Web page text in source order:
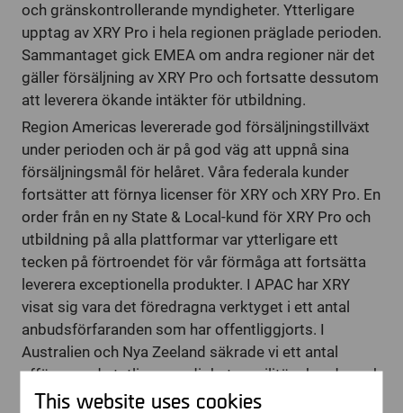
och gränskontrollerande myndigheter. Ytterligare
upptag av XRY Pro i hela regionen präglade perioden.
Sammantaget gick EMEA om andra regioner när det
gäller försäljning av XRY Pro och fortsatte dessutom
att leverera ökande intäkter för utbildning.
Region Americas levererade god försäljningstillväxt
under perioden och är på god väg att uppnå sina
försäljningsmål för helåret. Våra federala kunder
fortsätter att förnya licenser för XRY och XRY Pro. En
order från en ny State & Local-kund för XRY Pro och
utbildning på alla plattformar var ytterligare ett
tecken på förtroendet för vår förmåga att fortsätta
leverera exceptionella produkter. I APAC har XRY
visat sig vara det föredragna verktyget i ett antal
anbudsförfaranden som har offentliggjorts. I
Australien och Nya Zeeland säkrade vi ett antal
affärer med statliga myndigheter, militära kunder och
federala brottsbekämpande myndigheter.
This website uses cookies